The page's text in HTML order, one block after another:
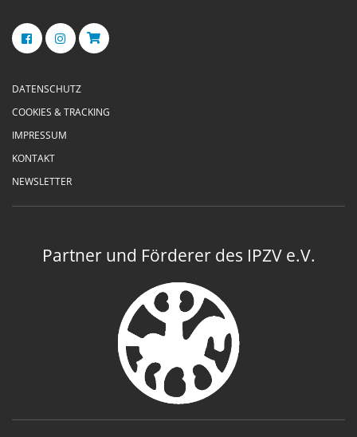
DATENSCHUTZ
COOKIES & TRACKING
IMPRESSUM
KONTAKT
NEWSLETTER
Partner und Förderer des IPZV e.V.